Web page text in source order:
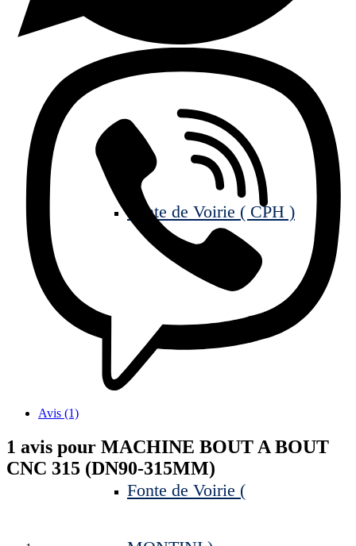
Fonte de Voirie ( CPH )
Fonte de Voirie (
Avis (1)
1 avis pour MACHINE BOUT A BOUT
CNC 315 (DN90-315MM)